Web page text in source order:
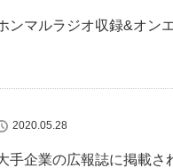
ンマルラジオ収録&オン
2020.05.28
手企業の広報誌に掲載さ